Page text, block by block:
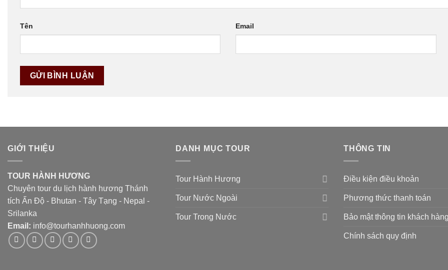
Tên Email
GIỚI THIỆU
TOUR HÀNH HƯƠNG
Chuyên tour du lịch hành hương Thánh
tích Ấn Độ - Bhutan - Tây Tạng - Nepal -
Srilanka
Email: info@tourhanhhuong.com
DANH MỤC TOUR
Tour Hành Hương
Tour Nước Ngoài
Tour Trong Nước
THÔNG TIN
Điều kiện điều khoản
Phương thức thanh toán
Bảo mật thông tin khách hàng
Chính sách quy định